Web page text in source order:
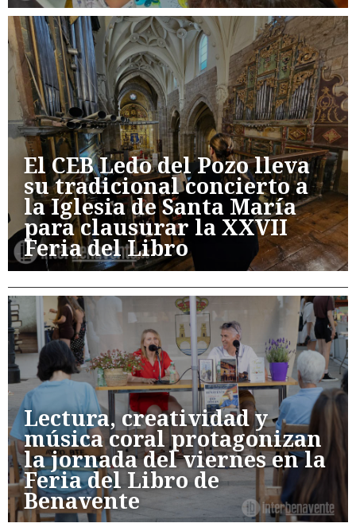
El CEB Ledo del Pozo lleva
su tradicional concierto a
la Iglesia de Santa María
para clausurar la XXVII
Feria del Libro
Lectura, creatividad y
música coral protagonizan
la jornada del viernes en la
Feria del Libro de
Benavente